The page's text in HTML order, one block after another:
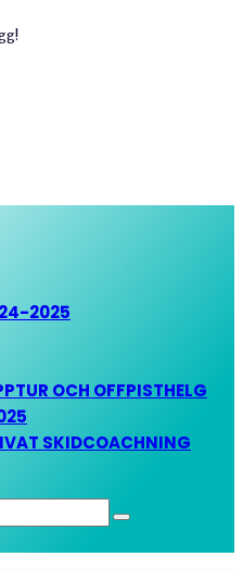
2025
OCH OFFPISTHELG
SKIDCOACHNING